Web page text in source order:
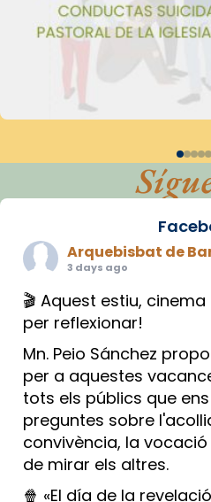
Arquebisbat de
3 days ago
🎬 Aquest estiu,
per reflexionar!
Mn. Peio Sánchez
per a aquestes
tots els públics que
preguntes sobre
convivència, la
de mirar els altres.
🍿 «El día de la